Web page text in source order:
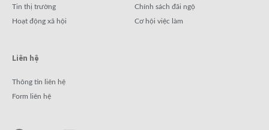
Tin thị trường
Hoạt động xã hội
Chính sách đãi ngộ
Cơ hội việc làm
Liên hệ
Thông tin liên hệ
Form liên hệ